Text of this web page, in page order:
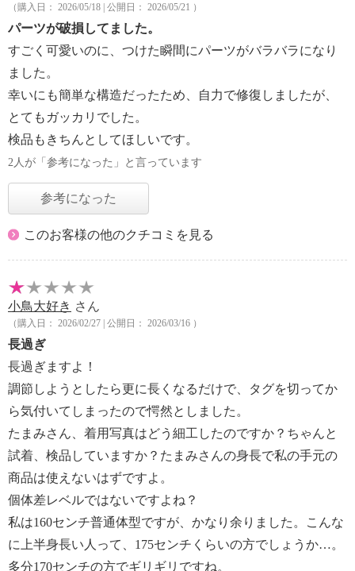
（購入日： 2026/05/18 | 公開日： 2026/05/21 ）
パーツが破損してました。
すごく可愛いのに、つけた瞬間にパーツがバラバラになり
ました。
幸いにも簡単な構造だったため、自力で修復しましたが、
とてもガッカリでした。
検品もきちんとしてほしいです。
2人が「参考になった」と言っています
参考になった
このお客様の他のクチコミを見る
小鳥大好き さん
（購入日： 2026/02/27 | 公開日： 2026/03/16 ）
長過ぎ
長過ぎますよ！
調節しようとしたら更に長くなるだけで、タグを切ってか
ら気付いてしまったので愕然としました。
たまみさん、着用写真はどう細工したのですか？ちゃんと
試着、検品していますか？たまみさんの身長で私の手元の
商品は使えないはずですよ。
個体差レベルではないですよね？
私は160センチ普通体型ですが、かなり余りました。こんな
に上半身長い人って、175センチくらいの方でしょうか…。
多分170センチの方でギリギリですね。